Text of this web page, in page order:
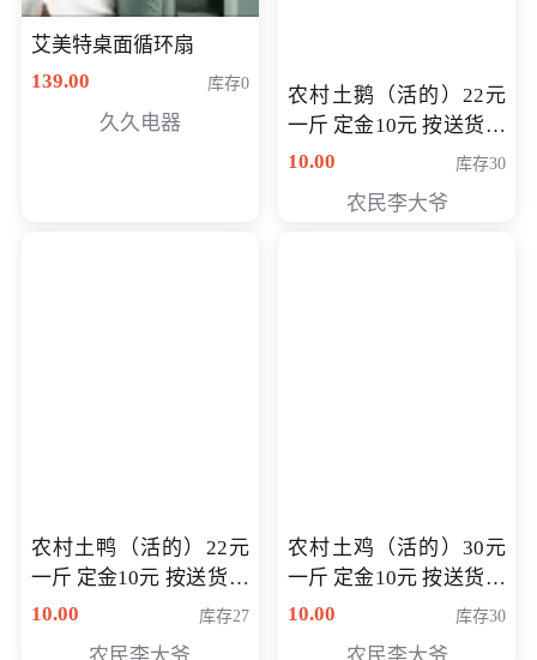
艾美特桌面循环扇
139.00
库存0
久久电器
农村土鹅（活的）22元
一斤 定金10元 按送货交
付时秤重计算货款 定金
10.00 库存30
农民李大爷
农村土鸭（活的）22元
一斤 定金10元 按送货交
付时秤重计算货款 定金
10.00 库存27
农村土鸡（活的）30元
一斤 定金10元 按送货交
付时秤重计算货款 定金
10.00 库存30